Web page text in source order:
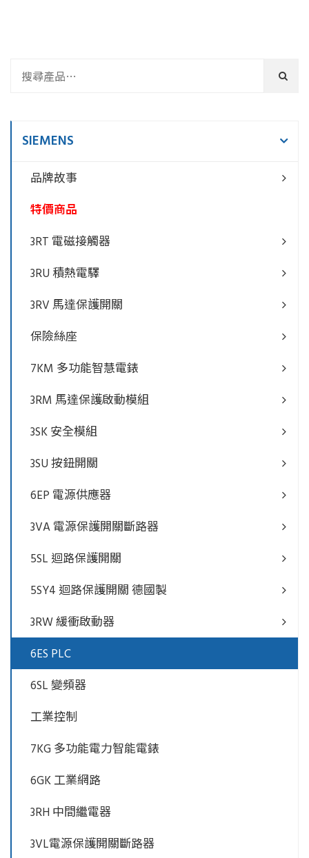
SIEMENS
品牌故事
特價商品
3RT 電磁接觸器
3RU 積熱電驛
3RV 馬達保護開關
保險絲座
7KM 多功能智慧電錶
3RM 馬達保護啟動模組
3SK 安全模組
3SU 按鈕開關
6EP 電源供應器
3VA 電源保護開關斷路器
5SL 迴路保護開關
5SY4 迴路保護開關 德國製
3RW 緩衝啟動器
6ES PLC
6SL 變頻器
工業控制
7KG 多功能電力智能電錶
6GK 工業網路
3RH 中間繼電器
3VL電源保護開關斷路器